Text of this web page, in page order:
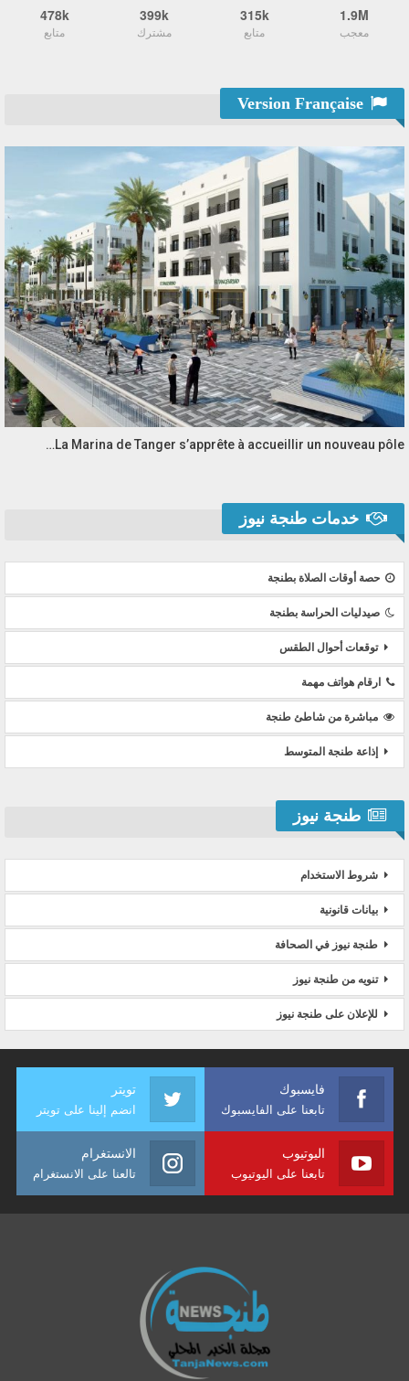
1.9M
معجب
315k
متابع
399k
مشترك
478k
متابع
La Marina de Tanger s’apprête à accueillir un nouveau pôle…
خدمات طنجة نيوز
حصة أوقات الصلاة بطنجة
صيدليات الحراسة بطنجة
توقعات أحوال الطقس
ارقام هواتف مهمة
مباشرة من شاطئ طنجة
إذاعة طنجة المتوسط
طنجة نيوز
شروط الاستخدام
بيانات قانونية
طنجة نيوز في الصحافة
تنويه من طنجة نيوز
للإعلان على طنجة نيوز
فايسبوك
تابعنا على الفايسبوك
تويتر
انضم إلينا على تويتر
اليوتيوب
تابعنا على اليوتيوب
الانستغرام
تالعنا على الانستغرام